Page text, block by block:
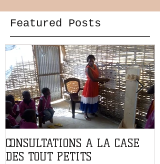
Featured Posts
CONSULTATIONS A LA CASE
DES TOUT PETITS